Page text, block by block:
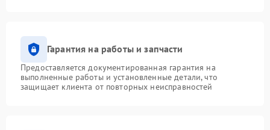
Гарантия на работы и запчасти
Предоставляется документированная гарантия на
выполненные работы и установленные детали, что
защищает клиента от повторных неисправностей